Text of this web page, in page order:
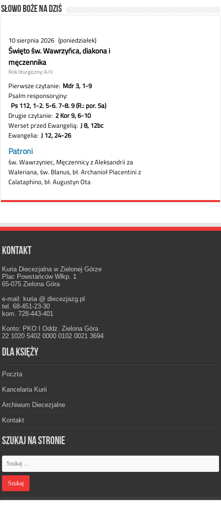
Słowo Boże na dziś
Kontakt
Kuria Diecezjalna w Zielonej Górze
Plac Powstańców Wlkp. 1
65-075 Zielona Góra
e-mail: kuria @ diecezjazg.pl
tel. 68-451-23-30
kom. 728-443-401
Konto: PKO I Oddz. Zielona Góra
22 1020 5402 0000 0102 0021 3694
Dla księży
Poczta
Kancelaria Kurii
Archiwum Diecezjalne
Kontakt
Szukaj na stronie